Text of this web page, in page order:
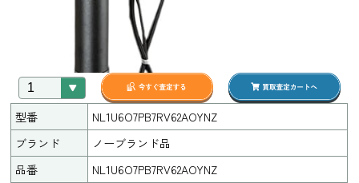
型番
NL1U6O7PB7RV62AOYNZ
ブランド
ノーブランド品
品番
NL1U6O7PB7RV62AOYNZ